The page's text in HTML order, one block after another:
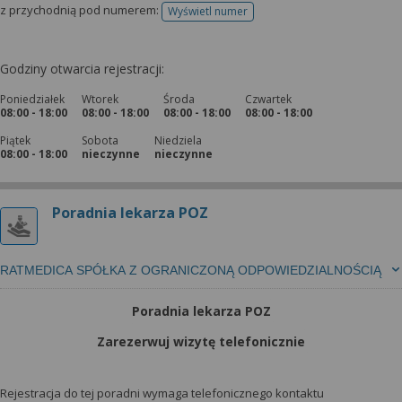
z przychodnią pod numerem:
Wyświetl numertelefonu do rejestracji
Godziny otwarcia rejestracji:
Poniedziałek
08:00 - 18:00
Wtorek
08:00 - 18:00
Środa
08:00 - 18:00
Czwartek
08:00 - 18:00
Piątek
08:00 - 18:00
Sobota
nieczynne
Niedziela
nieczynne
Poradnia lekarza POZ
RATMEDICA SPÓŁKA Z OGRANICZONĄ ODPOWIEDZIALNOŚCIĄ
Poradnia lekarza POZ
Zarezerwuj wizytę telefonicznie
Rejestracja do tej poradni wymaga telefonicznego kontaktu